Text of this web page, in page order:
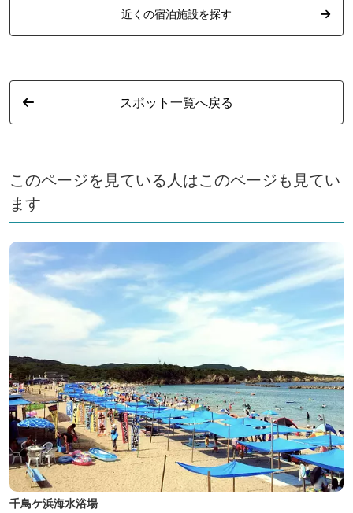
近くの宿泊施設を探す
スポット一覧へ戻る
このページを見ている人はこのページも見てい
ます
千鳥ケ浜海水浴場